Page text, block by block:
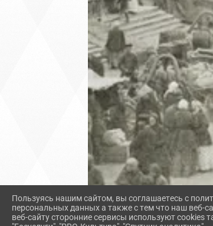
Пользуясь нашим сайтом, вы соглашаетесь с
персональных данных а также с тем что наш веб-
веб-сайту сторонние сервисы используют cookies